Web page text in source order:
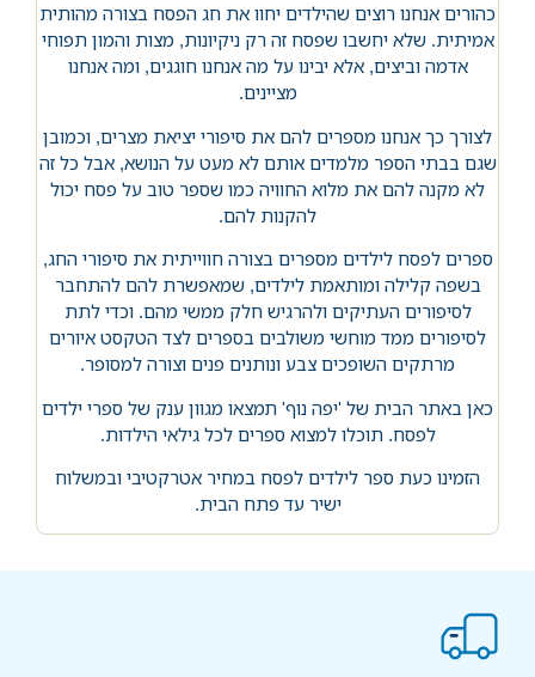
כהורים אנחנו רוצים שהילדים יחוו את חג הפסח בצורה מהותית
אמיתית. שלא יחשבו שפסח זה רק ניקיונות, מצות והמון תפוחי
אדמה וביצים, אלא יבינו על מה אנחנו חוגגים, ומה אנחנו
מציינים.
לצורך כך אנחנו מספרים להם את סיפורי יציאת מצרים, וכמובן
שגם בבתי הספר מלמדים אותם לא מעט על הנושא, אבל כל זה
לא מקנה להם את מלוא החוויה כמו שספר טוב על פסח יכול
להקנות להם.
ספרים לפסח לילדים מספרים בצורה חווייתית את סיפורי החג,
בשפה קלילה ומותאמת לילדים, שמאפשרת להם להתחבר
לסיפורים העתיקים ולהרגיש חלק ממשי מהם. וכדי לתת
לסיפורים ממד מוחשי משולבים בספרים לצד הטקסט איורים
מרתקים השופכים צבע ונותנים פנים וצורה למסופר.
כאן באתר הבית של 'יפה נוף' תמצאו מגוון ענק של ספרי ילדים
לפסח. תוכלו למצוא ספרים לכל גילאי הילדות.
הזמינו כעת ספר לילדים לפסח במחיר אטרקטיבי ובמשלוח
ישיר עד פתח הבית.